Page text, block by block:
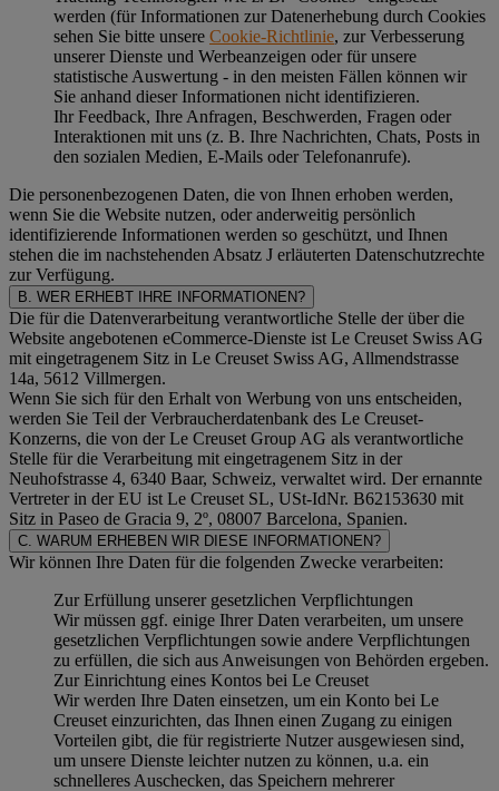
werden (für Informationen zur Datenerhebung durch Cookies
sehen Sie bitte unsere Cookie-Richtlinie, zur Verbesserung
unserer Dienste und Werbeanzeigen oder für unsere
statistische Auswertung - in den meisten Fällen können wir
Sie anhand dieser Informationen nicht identifizieren.
Ihr Feedback, Ihre Anfragen, Beschwerden, Fragen oder
Interaktionen mit uns (z. B. Ihre Nachrichten, Chats, Posts in
den sozialen Medien, E-Mails oder Telefonanrufe).
Die personenbezogenen Daten, die von Ihnen erhoben werden,
wenn Sie die Website nutzen, oder anderweitig persönlich
identifizierende Informationen werden so geschützt, und Ihnen
stehen die im nachstehendenAbsatz J erläuterten Datenschutzrechte
zur Verfügung.
B. WER ERHEBT IHRE INFORMATIONEN?
Die für die Datenverarbeitung verantwortliche Stelle der über die
Website angebotenen eCommerce-Dienste ist Le Creuset Swiss AG
mit eingetragenem Sitz in Le Creuset Swiss AG, Allmendstrasse
14a, 5612 Villmergen.
Wenn Sie sich für den Erhalt von Werbung von uns entscheiden,
werden Sie Teil der Verbraucherdatenbank des Le Creuset-
Konzerns, die von der Le Creuset Group AG als verantwortliche
Stelle für die Verarbeitung mit eingetragenem Sitz in der
Neuhofstrasse 4, 6340 Baar, Schweiz, verwaltet wird. Der ernannte
Vertreter in der EU ist Le Creuset SL, USt-IdNr. B62153630 mit
Sitz in Paseo de Gracia 9, 2º, 08007 Barcelona, Spanien.
C. WARUM ERHEBEN WIR DIESE INFORMATIONEN?
Wir können Ihre Daten für die folgenden Zwecke verarbeiten:
Zur Erfüllung unserer gesetzlichen Verpflichtungen
Wir müssen ggf. einige Ihrer Daten verarbeiten, um unsere
gesetzlichen Verpflichtungen sowie andere Verpflichtungen
zu erfüllen, die sich aus Anweisungen von Behörden ergeben.
Zur Einrichtung eines Kontos bei Le Creuset
Wir werden Ihre Daten einsetzen, um ein Konto bei Le
Creuset einzurichten, das Ihnen einen Zugang zu einigen
Vorteilen gibt, die für registrierte Nutzer ausgewiesen sind,
um unsere Dienste leichter nutzen zu können, u.a. ein
schnelleres Auschecken, das Speichern mehrerer